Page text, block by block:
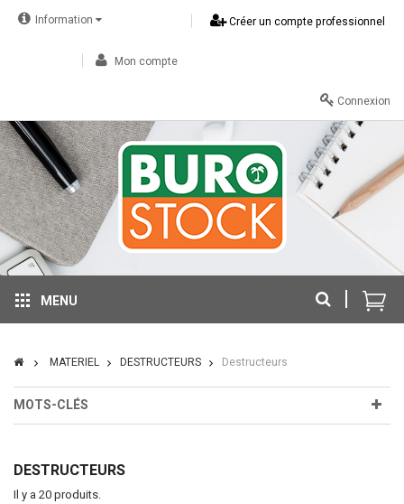
Information Créer un compte professionnel
Mon compte
Connexion
MENU
MATERIEL DESTRUCTEURS Destructeurs
MOTS-CLÉS
DESTRUCTEURS
Il y a 20 produits.